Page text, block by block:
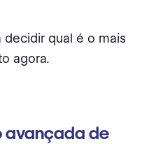
decidir qual é o mais
agora.
avançada de